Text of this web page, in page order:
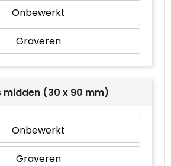
Onbewerkt
Graveren
(30 x 90 mm)
Onbewerkt
Graveren